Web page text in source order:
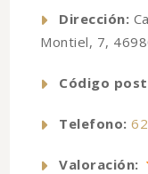
Dirección:
Montiel, 7,
Código
Telefono:
Valoración: